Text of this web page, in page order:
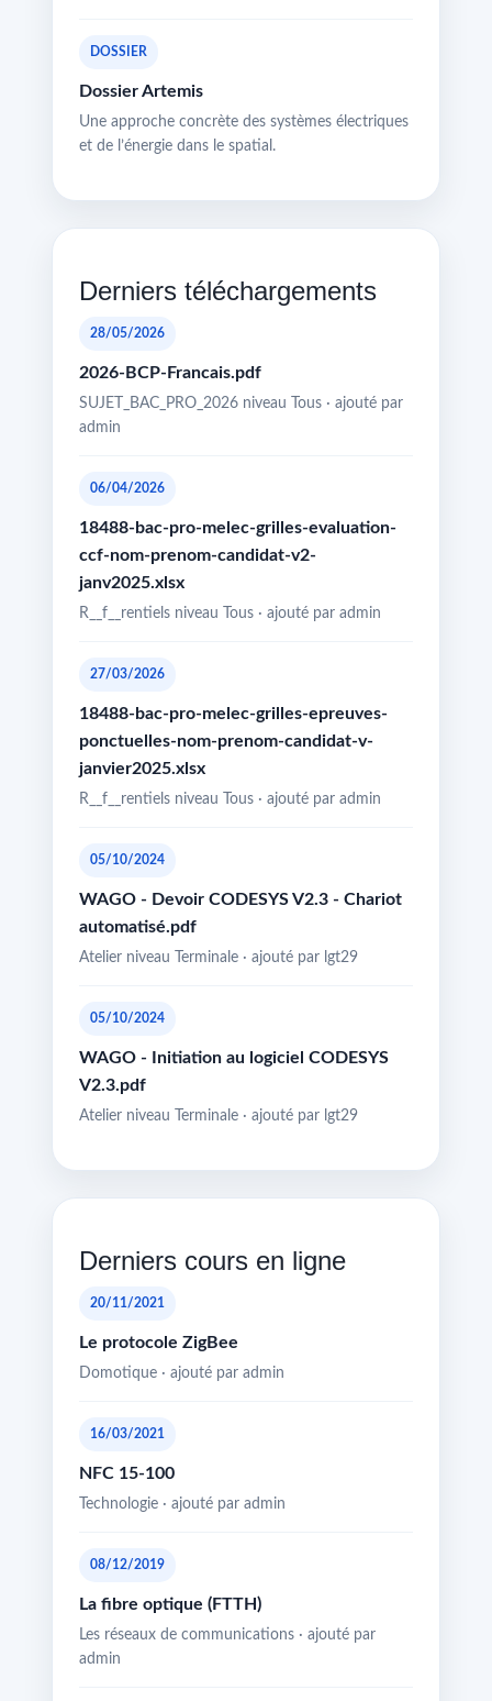
DOSSIER
Dossier Artemis
Une approche concrète des systèmes électriques
et de l’énergie dans le spatial.
Derniers téléchargements
28/05/2026
2026-BCP-Francais.pdf
SUJET_BAC_PRO_2026 niveau Tous · ajouté par
admin
06/04/2026
18488-bac-pro-melec-grilles-evaluation-
ccf-nom-prenom-candidat-v2-
janv2025.xlsx
R__f__rentiels niveau Tous · ajouté par admin
27/03/2026
18488-bac-pro-melec-grilles-epreuves-
ponctuelles-nom-prenom-candidat-v-
janvier2025.xlsx
R__f__rentiels niveau Tous · ajouté par admin
05/10/2024
WAGO - Devoir CODESYS V2.3 - Chariot
automatisé.pdf
Atelier niveau Terminale · ajouté par lgt29
05/10/2024
WAGO - Initiation au logiciel CODESYS
V2.3.pdf
Atelier niveau Terminale · ajouté par lgt29
Derniers cours en ligne
20/11/2021
Le protocole ZigBee
Domotique · ajouté par admin
16/03/2021
NFC 15-100
Technologie · ajouté par admin
08/12/2019
La fibre optique (FTTH)
Les réseaux de communications · ajouté par
admin